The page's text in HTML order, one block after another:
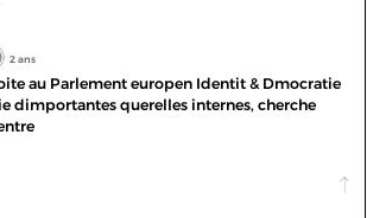
2 ans
au Parlement europen Identit & Dmocratie
dimportantes querelles internes, cherche